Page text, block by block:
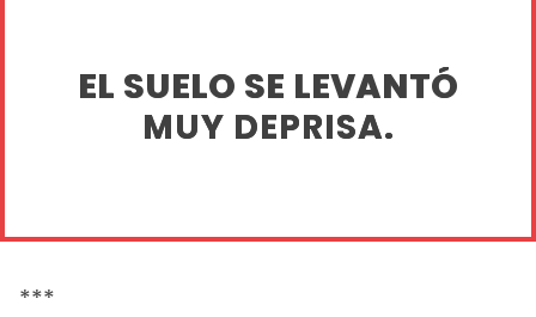
EL SUELO SE LEVANTÓ
MUY DEPRISA.
***